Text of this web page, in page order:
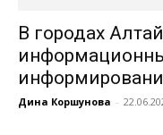
В городах
Дина Коршунова -